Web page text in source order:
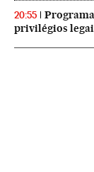
20:55
privilégios